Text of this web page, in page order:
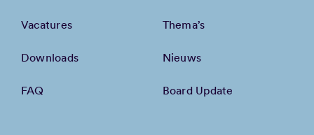
Vacatures
Downloads
FAQ
Thema’s
Nieuws
Board Update